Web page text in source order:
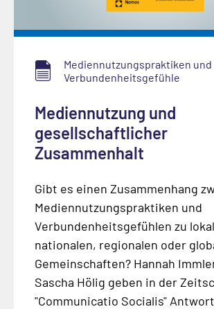
Mediennutzungspraktiken und
Verbundenheitsgefühle
Mediennutzung und
gesellschaftlicher
Zusammenhalt
Gibt es einen Zusammenhang
Mediennutzungspraktiken und
Verbundenheitsgefühlen zu
nationalen, regionalen oder
Gemeinschaften? Hannah
Sascha Hölig geben in der
"Communicatio Socialis"